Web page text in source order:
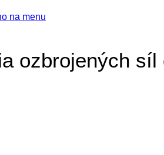
na menu
ozbrojených